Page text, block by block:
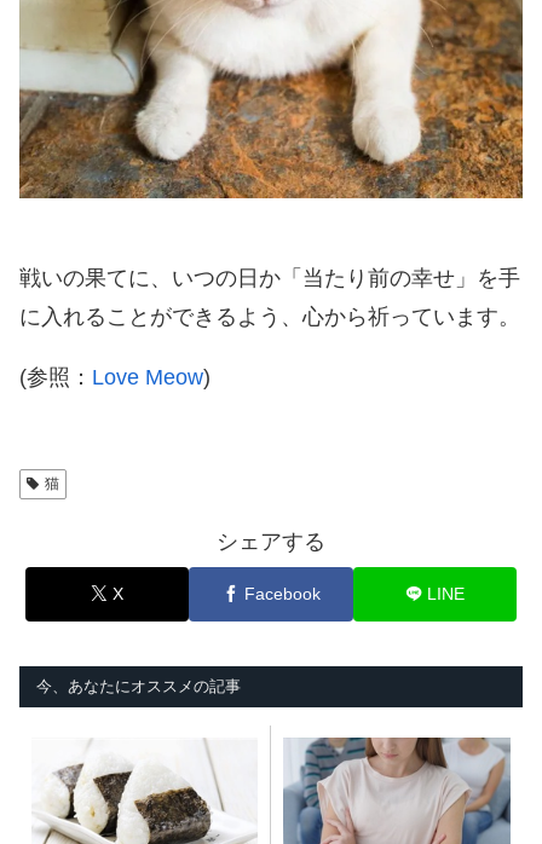
戦いの果てに、いつの日か「当たり前の幸せ」を手
に入れることができるよう、心から祈っています。
(参照： Love Meow)
猫
シェアする
X Facebook LINE
今、あなたにオススメの記事